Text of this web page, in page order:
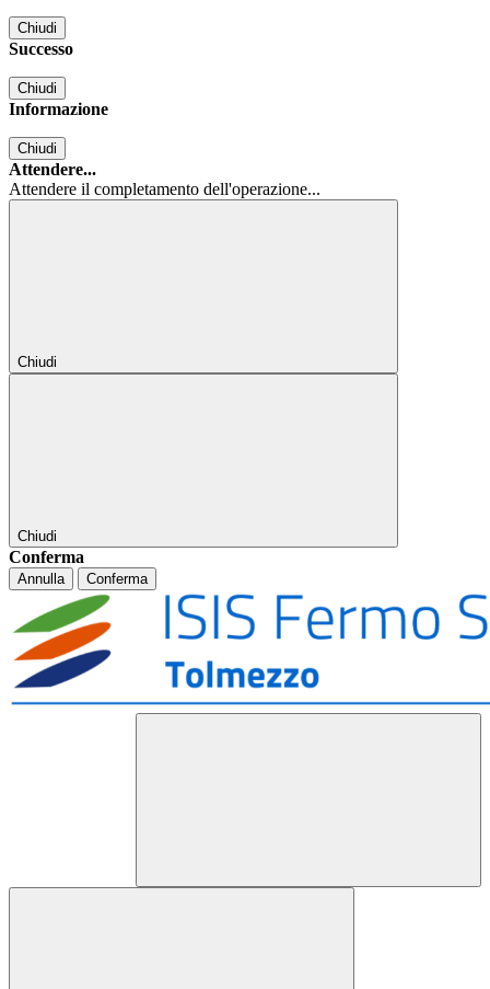
Chiudi
Successo
Chiudi
Informazione
Chiudi
Attendere...
Attendere il completamento dell'operazione...
Chiudi
Chiudi
Conferma
Annulla Conferma